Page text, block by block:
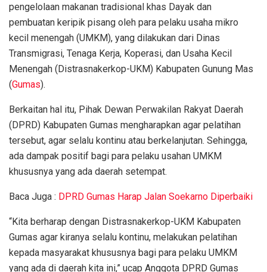
pengelolaan makanan tradisional khas Dayak dan
pembuatan keripik pisang oleh para pelaku usaha mikro
kecil menengah (UMKM), yang dilakukan dari Dinas
Transmigrasi, Tenaga Kerja, Koperasi, dan Usaha Kecil
Menengah (Distrasnakerkop-UKM) Kabupaten Gunung Mas
(Gumas).
Berkaitan hal itu, Pihak Dewan Perwakilan Rakyat Daerah
(DPRD) Kabupaten Gumas mengharapkan agar pelatihan
tersebut, agar selalu kontinu atau berkelanjutan. Sehingga,
ada dampak positif bagi para pelaku usahan UMKM
khususnya yang ada daerah setempat.
Baca Juga : DPRD Gumas Harap Jalan Soekarno Diperbaiki
“Kita berharap dengan Distrasnakerkop-UKM Kabupaten
Gumas agar kiranya selalu kontinu, melakukan pelatihan
kepada masyarakat khususnya bagi para pelaku UMKM
yang ada di daerah kita ini,” ucap Anggota DPRD Gumas